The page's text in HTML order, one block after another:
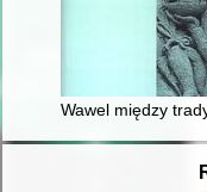
Wawel między